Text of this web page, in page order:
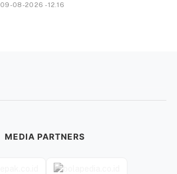
09-08-2026 - 12.16
MEDIA PARTNERS